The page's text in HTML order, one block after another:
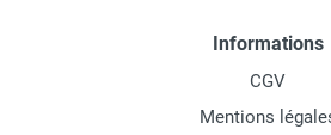
Informations
CGV
Mentions